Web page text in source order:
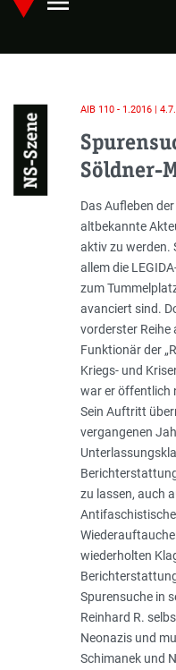
Skip
main
NS-Szene
AIB 110 - 1.2016 |
Söldner-
Einleitung
Das Aufleben
altbekannte
aktiv zu werden.
allem die
zum
avanciert sind.
vorderster Reihe
Funktionär der
Kriegs- und
war er öffentlich
Sein Auftritt
vergangenen
zu lassen, auch
wiederholten
Spurensuche in
Reinhard R.
Neonazis und
Schimanek und